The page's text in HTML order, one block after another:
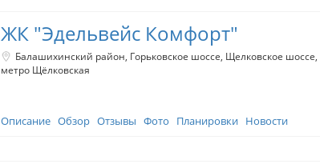
ЖК "Эдельвейс Комфорт"
Балашихинский район Горьковское шоссе Щелковское шоссе
метро Щёлковская
Описание Обзор Отзывы Фото Планировки Новости